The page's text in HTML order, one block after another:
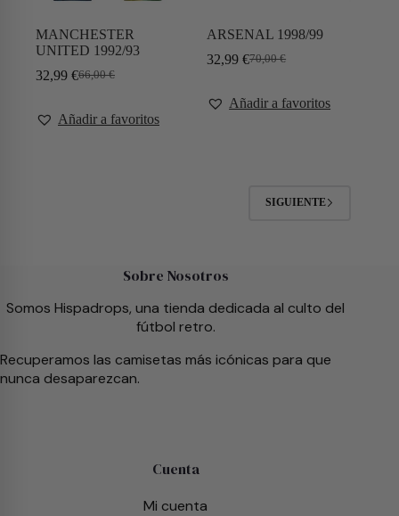
MANCHESTER
UNITED 1992/93
66,00€
32,99 €
Añadir a favoritos
ARSENAL 1998/99
70,00€
32,99€
Añadir a favoritos
SIGUIENTE
Sobre Nosotros
Somos Hispadrops, una tienda dedicada al culto del
fútbol retro.
Recuperamos las camisetas más icónicas para que
nunca desaparezcan.
Cuenta
Mi cuenta